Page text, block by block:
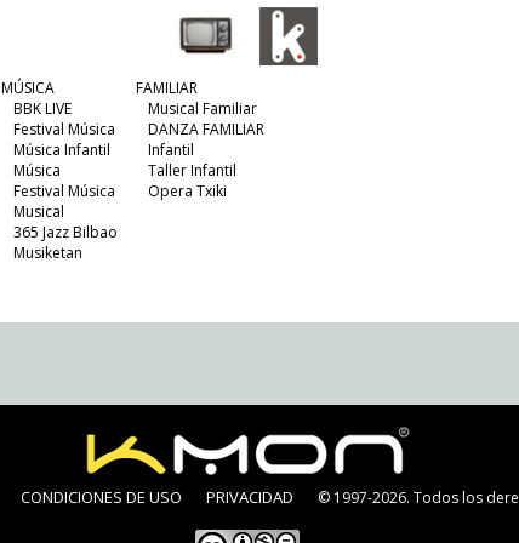
MÚSICA
BBK LIVE
Festival Música
Música Infantil
Música
Festival Música
Musical
365 Jazz Bilbao
Musiketan
FAMILIAR
Musical Familiar
DANZA FAMILIAR
Infantil
Taller Infantil
Opera Txiki
CONDICIONES DE USO PRIVACIDAD © 1997-2026. Todos los